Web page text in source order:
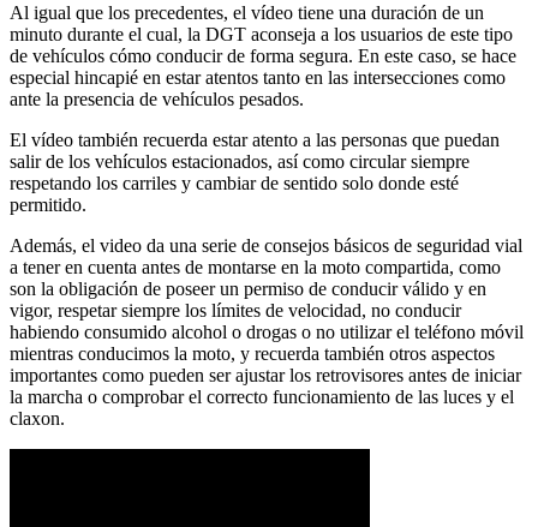
Al igual que los precedentes, el vídeo tiene una duración de un
minuto durante el cual, la DGT aconseja a los usuarios de este tipo
de vehículos cómo conducir de forma segura. En este caso, se hace
especial hincapié en estar atentos tanto en las intersecciones como
ante la presencia de vehículos pesados.
El vídeo también recuerda estar atento a las personas que puedan
salir de los vehículos estacionados, así como circular siempre
respetando los carriles y cambiar de sentido solo donde esté
permitido.
Además, el video da una serie de consejos básicos de seguridad vial
a tener en cuenta antes de montarse en la moto compartida, como
son la obligación de poseer un permiso de conducir válido y en
vigor, respetar siempre los límites de velocidad, no conducir
habiendo consumido alcohol o drogas o no utilizar el teléfono móvil
mientras conducimos la moto, y recuerda también otros aspectos
importantes como pueden ser ajustar los retrovisores antes de iniciar
la marcha o comprobar el correcto funcionamiento de las luces y el
claxon.